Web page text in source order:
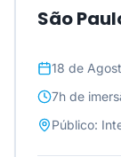
São
18 de
7h de
Público: